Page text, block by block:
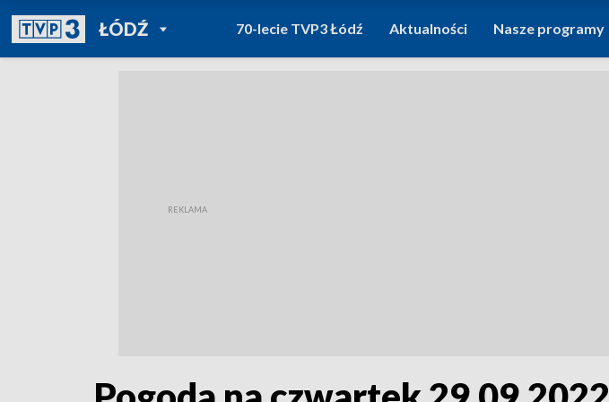
ŁÓDŹPOWRÓT DO
TVP REGIONY
70-lecie TVP3 Łódź Aktualności Nasze programy